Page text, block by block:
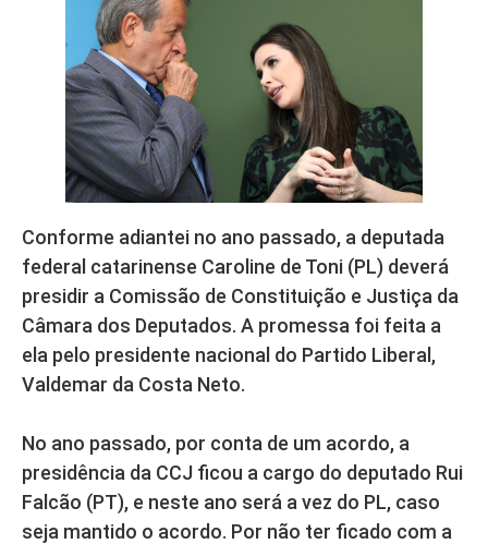
Conforme adiantei no ano passado, a deputada
federal catarinense Caroline de Toni (PL) deverá
presidir a Comissão de Constituição e Justiça da
Câmara dos Deputados. A promessa foi feita a
ela pelo presidente nacional do Partido Liberal,
Valdemar da Costa Neto.
No ano passado, por conta de um acordo, a
presidência da CCJ ficou a cargo do deputado Rui
Falcão (PT), e neste ano será a vez do PL, caso
seja mantido o acordo. Por não ter ficado com a